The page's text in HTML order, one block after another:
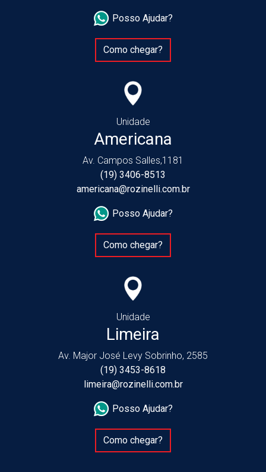
Posso Ajudar?
Como chegar?
Unidade
Americana
Av. Campos Salles,1181
(19) 3406-8513
americana@rozinelli.com.br
Posso Ajudar?
Como chegar?
Unidade
Limeira
Av. Major José Levy Sobrinho, 2585
(19) 3453-8618
limeira@rozinelli.com.br
Posso Ajudar?
Como chegar?